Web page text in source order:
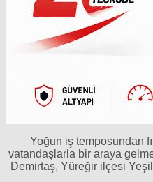
Yoğun iş temposundan
vatandaşlarla bir araya
Demirtaş, Yüreğir ilçesi